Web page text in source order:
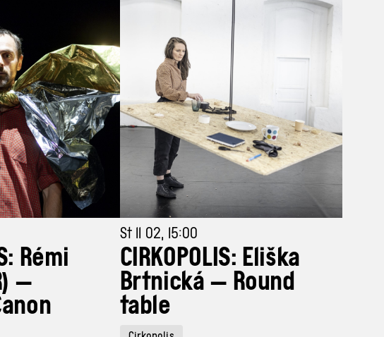
Rémi
—
St 11 02, 15:00
CIRKOPOLIS: Eliška
Brtnická — Round
table